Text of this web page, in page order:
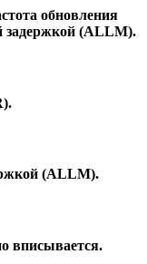
обновления
задержкой (ALLM).
(ALLM).
вписывается.